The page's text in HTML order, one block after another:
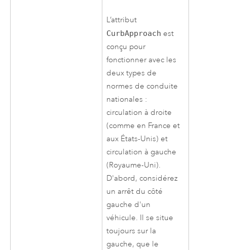
L’attribut
CurbApproach est
conçu pour
fonctionner avec les
deux types de
normes de conduite
nationales :
circulation à droite
(comme en France et
aux États-Unis) et
circulation à gauche
(Royaume-Uni).
D'abord, considérez
un arrêt du côté
gauche d'un
véhicule. Il se situe
toujours sur la
gauche, que le